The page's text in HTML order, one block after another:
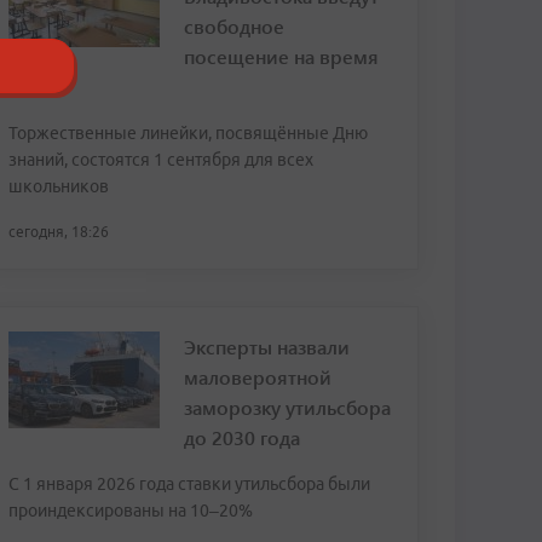
свободное
посещение на время
Торжественные линейки, посвящённые Дню
знаний, состоятся 1 сентября для всех
школьников
сегодня, 18:26
Эксперты назвали
маловероятной
заморозку утильсбора
до 2030 года
С 1 января 2026 года ставки утильсбора были
проиндексированы на 10–20%